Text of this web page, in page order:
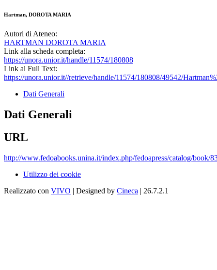
Hartman, DOROTA MARIA
Autori di Ateneo:
HARTMAN DOROTA MARIA
Link alla scheda completa:
https://unora.unior.it/handle/11574/180808
Link al Full Text:
https://unora.unior.it//retrieve/handle/11574/180808/49542/
Dati Generali
Dati Generali
URL
http://www.fedoabooks.unina.it/index.php/fedoapress/catalog/book/
Utilizzo dei cookie
Realizzato con VIVO | Designed by Cineca | 26.7.2.1